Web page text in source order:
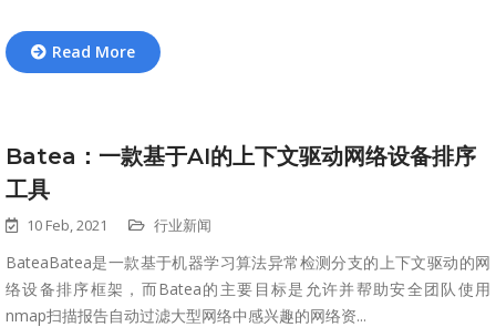
Read More
Batea：一款基于AI的上下文驱动网络设备排序
工具
10 Feb, 2021 行业新闻
BateaBatea是一款基于机器学习算法异常检测分支的上下文驱动的网
络设备排序框架，而Batea的主要目标是允许并帮助安全团队使用
nmap扫描报告自动过滤大型网络中感兴趣的网络资...